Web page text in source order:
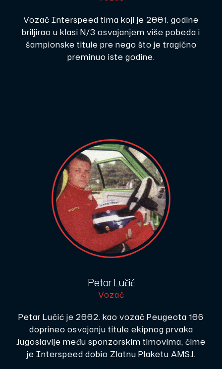
Vozač Interspeed tima koji je 2001. godine
briljirao u klasi N/3 osvajanjem više pobeda i
šampionske titule pre nego što je tragično
preminuo iste godine.
Petar Lučić
Vozač
Petar Lučić je 2002. kao vozač Peugeota 106
doprineo osvajanju titule ekipnog prvaka
Jugoslavije među sponzorskim timovima, čime
je Interspeed dobio Zlatnu Plaketu AMSJ.